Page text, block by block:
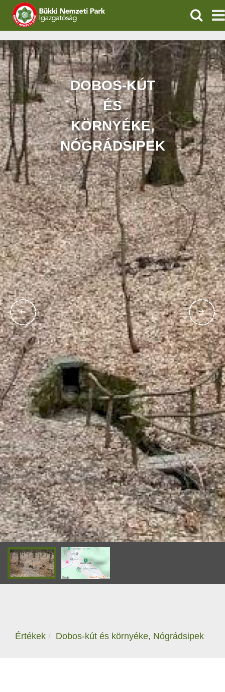
IGAZGATÓSÁG
TERMÉSZETVÉDELEM
VÍZVÉDELEM
ÖKOTURIZMUS
OKTATÁS
GEOPARKOK
KAPCSOLAT
DOBOS-KÚT
ÉS
KÖRNYÉKE,
NÓGRÁDSIPEK
Értékek Dobos-kút és környéke, Nógrádsipek